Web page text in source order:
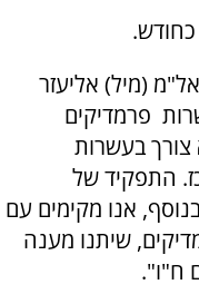
כחודש.
(מיל) אליעזר
פרמדיקים
צורך בעשרות
התפקיד של
אנו מקימים עם
שיתנו מענה
ח"ו".